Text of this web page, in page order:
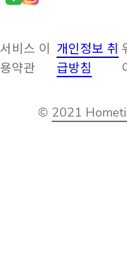
서비스 이
용약관
개인정보 취
급방침
© 2021